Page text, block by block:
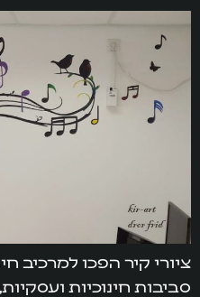
ציורי קיר הפכו למרכיב
סביבות חינוכיות